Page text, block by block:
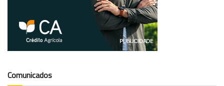
Comunicados